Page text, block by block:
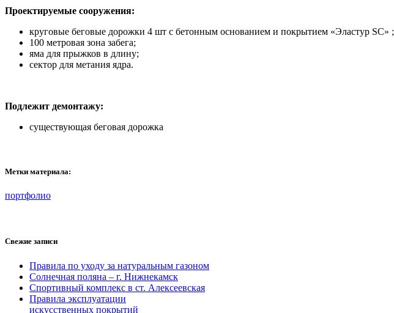
Проектируемые сооружения:
круговые беговые дорожки 4 шт с бетонным основанием и покрытием «Эластур SC» ;
100 метровая зона забега;
яма для прыжков в длину;
сектор для метания ядра.
Подлежит демонтажу:
существующая беговая дорожка
Метки материала:
портфолио
Свежие записи
Правила по уходу за натуральным газоном
Солнечная поляна – г. Нижнекамск
Спортивный комплекс в ст. Алексеевская
Правила эксплуатации
искусственных покрытий